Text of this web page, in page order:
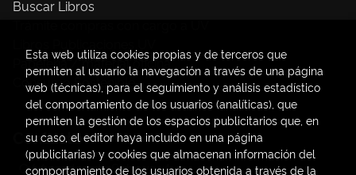
Buscar Libros
Papelería / material oficina
Consumo Sostenible
Contacto
C/ Amadeo de Saboya, 4
Esta web utiliza cookies propias y de terceros que
permiten al usuario la navegación a través de una página
web (técnicas), para el seguimiento y análisis estadístico
del comportamiento de los usuarios (analíticas), que
permiten la gestión de los espacios publicitarios que, en
su caso, el editor haya incluido en una página
(publicitarias) y cookies que almacenan información del
comportamiento de los usuarios obtenida a través de la